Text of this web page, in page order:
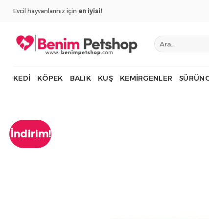
Evcil hayvanlarınız için en iyisi!
Ara:
KEDI KÖPEK BALIK KUŞ KEMIRGENLER
İndirim!